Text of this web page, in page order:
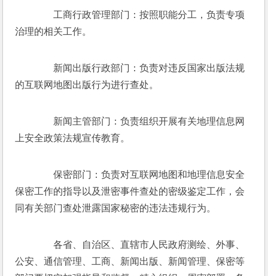
工商行政管理部门：按照职能分工，负责专项
治理的相关工作。
新闻出版行政部门：负责对违反国家出版法规
的互联网地图出版行为进行查处。
新闻主管部门：负责组织开展有关地理信息网
上安全政策法规宣传教育。
保密部门：负责对互联网地图和地理信息安全
保密工作的指导以及泄密事件查处的密级鉴定工作，会
同有关部门查处泄露国家秘密的违法违规行为。
各省、自治区、直辖市人民政府测绘、外事、
公安、通信管理、工商、新闻出版、新闻管理、保密等